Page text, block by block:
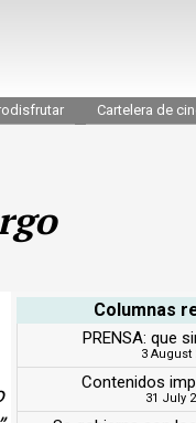
Cartelera de
Columnas
PRENSA: que
3 August
Contenidos
31 July